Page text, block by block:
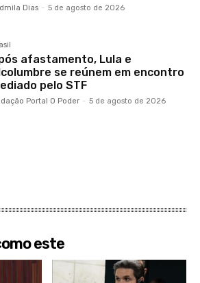
Dias - 5 de agosto de 2026
afastamento, Lula e
se reúnem em encontro
pelo STF
Portal O Poder - 5 de agosto de 2026
este